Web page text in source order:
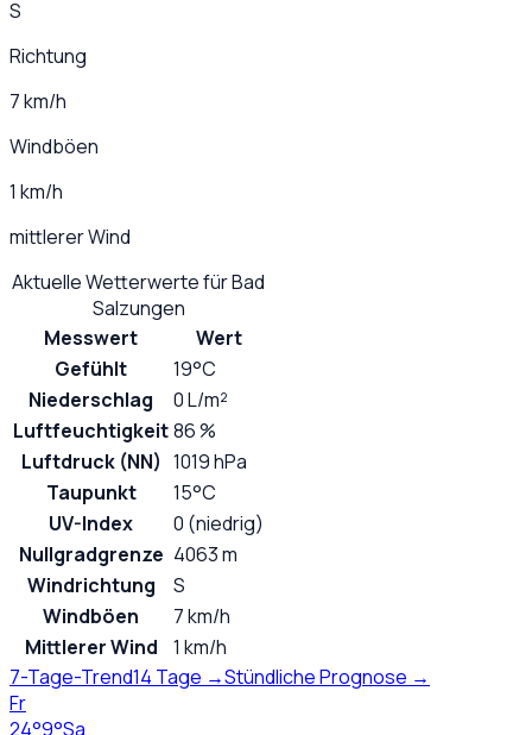
S
Richtung
7 km/h
Windböen
1 km/h
mittlerer Wind
Aktuelle Wetterwerte fürBad
Salzungen
Messwert
Wert
Gefühlt
19°C
Niederschlag
0 L/m²
Luftfeuchtigkeit86 %
Luftdruck (NN) 1019 hPa
Taupunkt
15°C
UV-Index
0 (niedrig)
Nullgradgrenze 4063 m
Windrichtung
S
Windböen
7 km/h
Mittlerer Wind
1 km/h
7-Tage-Trend14 Tage →Stündliche Prognose →
Fr
24°9°Sa